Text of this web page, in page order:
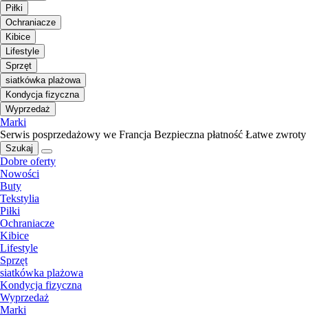
Piłki
Ochraniacze
Kibice
Lifestyle
Sprzęt
siatkówka plażowa
Kondycja fizyczna
Wyprzedaż
Marki
Serwis posprzedażowy we Francja Bezpieczna płatność Łatwe zwroty
Szukaj
Dobre oferty
Nowości
Buty
Tekstylia
Piłki
Ochraniacze
Kibice
Lifestyle
Sprzęt
siatkówka plażowa
Kondycja fizyczna
Wyprzedaż
Marki